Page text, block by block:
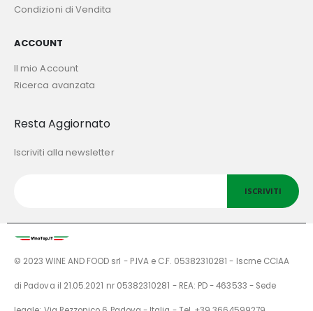
Condizioni di Vendita
ACCOUNT
Il mio Account
Ricerca avanzata
Resta Aggiornato
Iscriviti alla newsletter
ISCRIVITI
© 2023 WINE AND FOOD srl - P.IVA e C.F. 05382310281 - Iscrne CCIAA
di Padova il 21.05.2021 nr 05382310281 - REA: PD - 463533 - Sede